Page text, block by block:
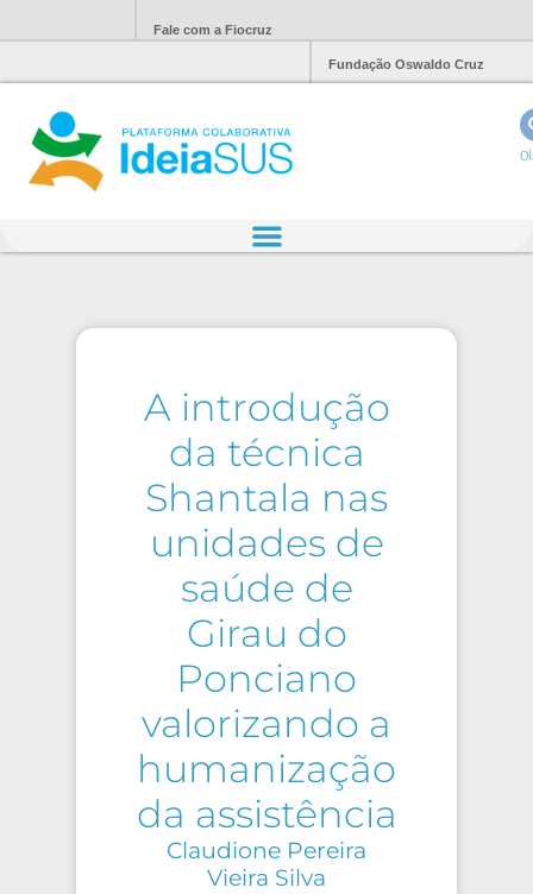
Fale com a Fiocruz
Fundação Oswaldo Cruz
A introdução
da técnica
Shantala nas
unidades de
saúde de
Girau do
Ponciano
valorizando a
humanização
da assistência
Claudione Pereira
Vieira Silva